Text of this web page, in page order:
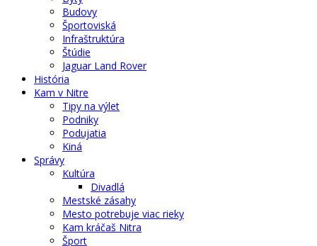
Budovy
Športoviská
Infraštruktúra
Štúdie
Jaguar Land Rover
História
Kam v Nitre
Tipy na výlet
Podniky
Podujatia
Kiná
Správy
Kultúra
Divadlá
Mestské zásahy
Mesto potrebuje viac rieky
Kam kráčaš Nitra
Šport